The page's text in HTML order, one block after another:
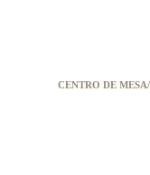
CENTRO DE